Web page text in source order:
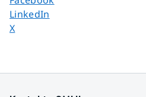
Dela sidan på
LinkedIn
Dela sidan på
X